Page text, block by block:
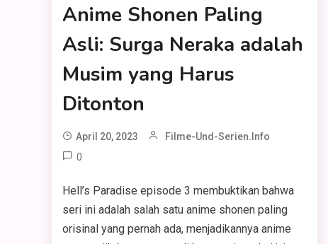
Anime Shonen Paling
Asli: Surga Neraka adalah
Musim yang Harus
Ditonton
April 20, 2023 Filme-Und-Serien.info
0
Hell’s Paradise episode 3 membuktikan bahwa
seri ini adalah salah satu anime shonen paling
orisinal yang pernah ada, menjadikannya anime